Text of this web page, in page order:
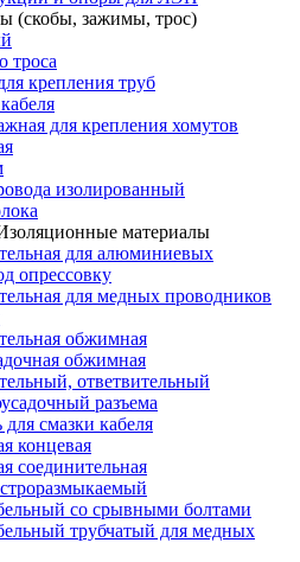
(скобы, зажимы, трос)
троса
крепления труб
для крепления хомутов
изолированный
материалы
для алюминиевых
опрессовку
для медных проводников
обжимная
обжимная
ответвительный
разъема
смазки кабеля
концевая
соединительная
со срывными болтами
трубчатый для медных